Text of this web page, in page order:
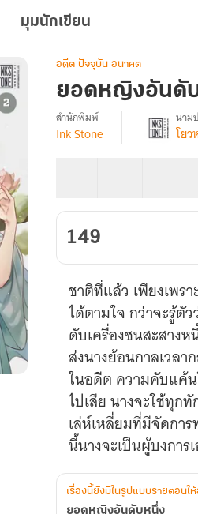
มุมนักเขียน
อดีต ปัจจุบัน อนาคต
ยอดหญิงอันดั
เรื่อง
สำนักพิมพ์
Ink Stone
นาม
โย
149
ชาติที่แล้ว เพียงเพร
ได้ตามใจ กว่าจะรู้ตั
ดับเครื่องชนสะสาง
ส่งนางย้อนกาลเวล
ในอดีต ความคับแค้
ไปเสีย นางจะใช้ทุ
เล่ห์เหลี่ยมที่มีจัดกา
นี้นางจะเป็นผู้บงการ
เรื่องนี้ยังมีในรูปแบบรายตอนใ
ยอดหญิงอันดับหนึ่ง